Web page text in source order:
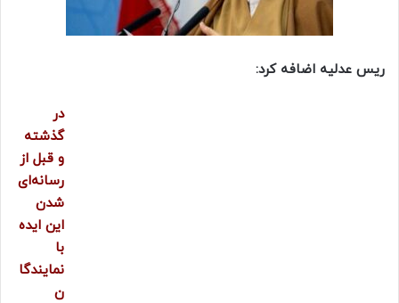
ریس عدلیه اضافه کرد:
در
گذشته
و قبل از
رسانه‌ای
شدن
این ایده
با
نمایندگا
ن